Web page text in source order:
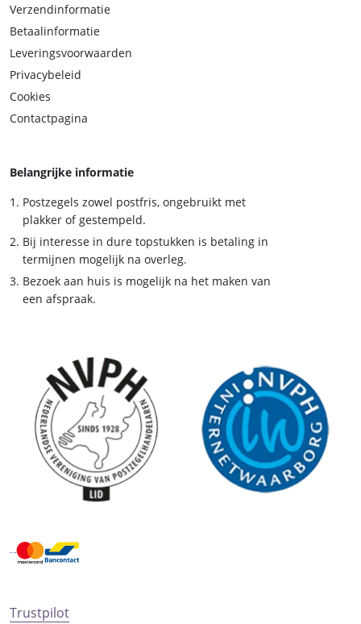
Verzendinformatie
Betaalinformatie
Leveringsvoorwaarden
Privacybeleid
Cookies
Contactpagina
Belangrijke informatie
Postzegels zowel postfris, ongebruikt met
plakker of gestempeld.
Bij interesse in dure topstukken is betaling in
termijnen mogelijk na overleg.
Bezoek aan huis is mogelijk na het maken van
een afspraak.
Trustpilot